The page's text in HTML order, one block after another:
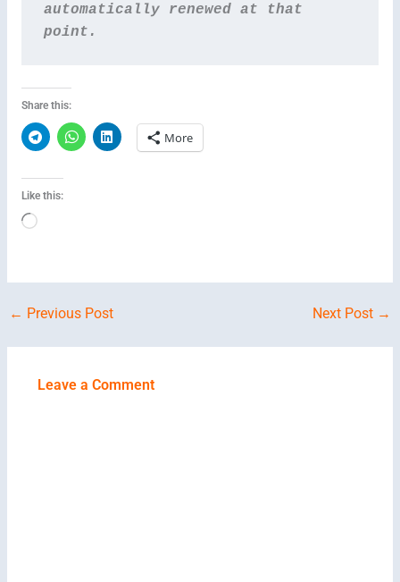
automatically renewed at that
point.
Share this:
More
Like this:
Loading…
← Previous Post Next Post →
Leave a Comment